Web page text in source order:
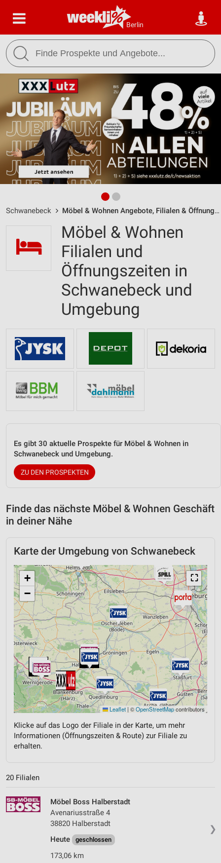
Berlin
Schwanebeck Möbel & Wohnen Angebote, Filialen & Öffnungszeiten
Möbel & Wohnen
Filialen und
Öffnungszeiten in
Schwanebeck und
Umgebung
Es gibt 30 aktuelle Prospekte für Möbel & Wohnen in
Schwanebeck und Umgebung.
ZU DEN PROSPEKTEN
Finde das nächste Möbel & Wohnen Geschäft
in deiner Nähe
Karte der Umgebung von Schwanebeck
⛶
+
−
Leaflet | ©OpenStreetMapcontributors
Klicke auf das Logo der Filiale in der Karte, um mehr
Informationen (Öffnungszeiten & Route) zur Filiale zu
erhalten.
20 Filialen
❯
Möbel Boss Halberstadt
Avenariusstraße 4
38820 Halberstadt
Heute
geschlossen
173,06 km